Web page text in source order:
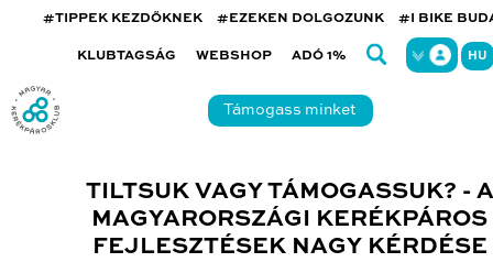
#TIPPEK KEZDŐKNEK #EZEKEN DOLGOZUNK #I BIKE
KLUBTAGSÁG WEBSHOP ADÓ 1% HU
Támogass minket
TILTSUK VAGY TÁMOGASSUK? - A
MAGYARORSZÁGI KERÉKPÁROS
FEJLESZTÉSEK NAGY KÉRDÉSE